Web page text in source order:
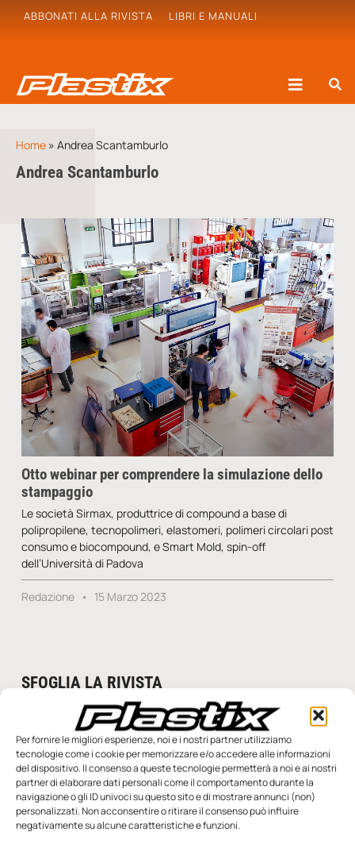
Per fornire le migliori esperienze, noi e i nostri partner utilizziamo
tecnologie come i cookie per memorizzare e/o accedere alle informazioni
del dispositivo. Il consenso a queste tecnologie permetterà a noi e ai nostri
partner di elaborare dati personali come il comportamento durante la
navigazione o gli ID univoci su questo sito e di mostrare annunci (non)
personalizzati. Non acconsentire o ritirare il consenso può influire
negativamente su alcune caratteristiche e funzioni.
ABBONATI ALLA RIVISTA LIBRI E MANUALI
Home » Andrea Scantamburlo
Andrea Scantamburlo
Otto webinar per comprendere la simulazione dello
stampaggio
Le società Sirmax, produttrice di compound a base di
polipropilene, tecnopolimeri, elastomeri, polimeri circolari post
consumo e biocompound, e Smart Mold, spin-off
dell’Università di Padova
Redazione 15 Marzo 2023
SFOGLIA LA RIVISTA